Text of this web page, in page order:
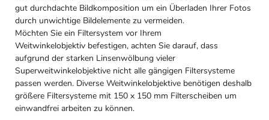
gut durchdachte Bildkomposition um ein Überladen Ihrer Fotos
durch unwichtige Bildelemente zu vermeiden.
Möchten Sie ein Filtersystem vor Ihrem
Weitwinkelobjektiv befestigen, achten Sie darauf, dass
aufgrund der starken Linsenwölbung vieler
Superweitwinkelobjektive nicht alle gängigen Filtersysteme
passen werden. Diverse Weitwinkelobjektive benötigen deshalb
größere Filtersysteme mit 150 x 150 mm Filterscheiben um
einwandfrei arbeiten zu können.